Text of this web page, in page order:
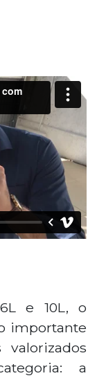
e 10L, o
importante
a